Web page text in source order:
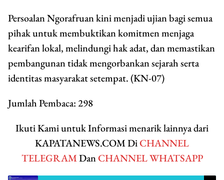
Persoalan Ngorafruan kini menjadi ujian bagi semua
pihak untuk membuktikan komitmen menjaga
kearifan lokal, melindungi hak adat, dan memastikan
pembangunan tidak mengorbankan sejarah serta
identitas masyarakat setempat. (KN-07)
Jumlah Pembaca: 298
Ikuti Kami untuk Informasi menarik lainnya dari
KAPATANEWS.COM DiCHANNEL
TELEGRAMDanCHANNEL WHATSAPP